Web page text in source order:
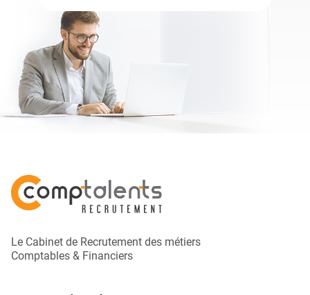
Le Cabinet de Recrutement des métiers
Comptables & Financiers